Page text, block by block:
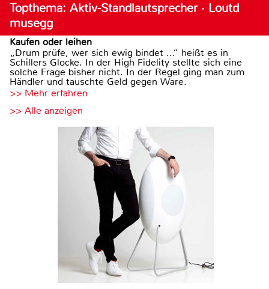
Topthema: Aktiv-Standlautsprecher · Loutd
musegg
Kaufen oder leihen
„Drum prüfe, wer sich ewig bindet ...“ heißt es in
Schillers Glocke. In der High Fidelity stellte sich eine
solche Frage bisher nicht. In der Regel ging man zum
Händler und tauschte Geld gegen Ware.
>> Mehr erfahren
>> Alle anzeigen